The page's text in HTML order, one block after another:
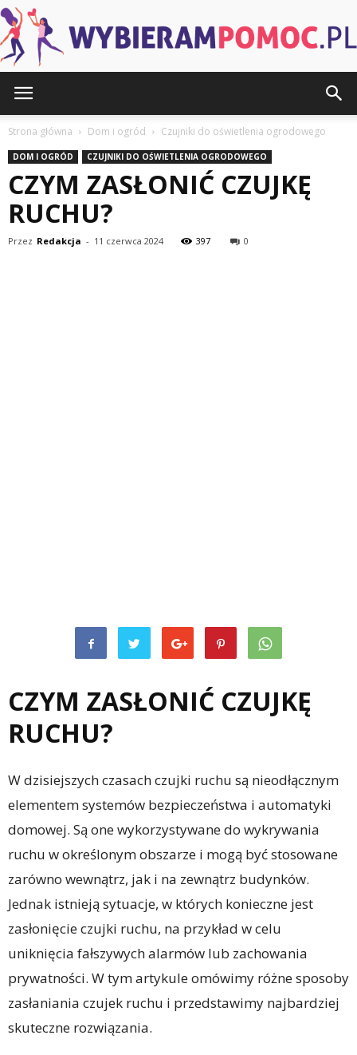
Strona główna Dom i ogród Czujniki do oświetlenia ogrodowego
DOM I OGRÓD CZUJNIKI DO OŚWIETLENIA OGRODOWEGO
CZYM ZASŁONIĆ CZUJKĘ
RUCHU?
Przez Redakcja - 11 czerwca 2024 397 0
CZYM ZASŁONIĆ CZUJKĘ
RUCHU?
W dzisiejszych czasach czujki ruchu są nieodłącznym
elementem systemów bezpieczeństwa i automatyki
domowej. Są one wykorzystywane do wykrywania
ruchu w określonym obszarze i mogą być stosowane
zarówno wewnątrz, jak i na zewnątrz budynków.
Jednak istnieją sytuacje, w których konieczne jest
zasłonięcie czujki ruchu, na przykład w celu
uniknięcia fałszywych alarmów lub zachowania
prywatności. W tym artykule omówimy różne sposoby
zasłaniania czujek ruchu i przedstawimy najbardziej
skuteczne rozwiązania.